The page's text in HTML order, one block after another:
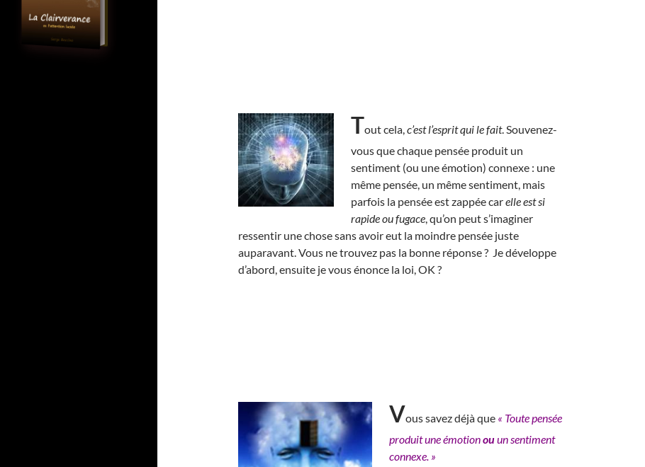
Tout cela,c’est l’esprit qui le fait. Souvenez-
vous que chaque pensée produit un
sentiment (ou une émotion) connexe : une
même pensée, un même sentiment, mais
parfois la pensée est zappée carelle est si
rapide ou fugace, qu’on peut s’imaginer
ressentir une chose sans avoir eut la moindre pensée juste
auparavant. Vous ne trouvez pas la bonne réponse ? Je développe
d’abord, ensuite je vous énonce la loi, OK ?
Vous savez déjà que « Toute pensée
produit une émotionouun sentiment
connexe. »